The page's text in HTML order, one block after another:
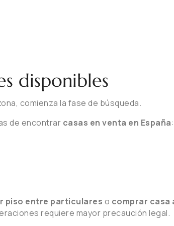
disponibles
comienza la fase de búsqueda.
de encontrar casas en venta en España:
piso entre particulares o comprar casa
requiere mayor precaución legal.